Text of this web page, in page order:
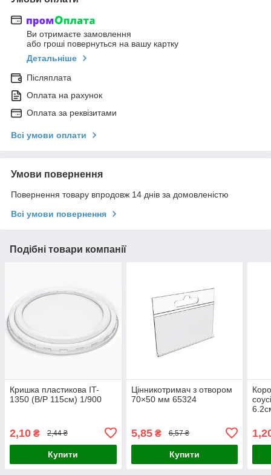
Ви отримаєте замовлення
або гроші повернуться на вашу картку
Детальніше
Післяплата
Оплата на рахунок
Оплата за реквізитами
Всі умови оплати
Умови повернення
Повернення товару впродовж 14 днів за домовленістю
Всі умови повернення
Подібні товари компанії
Кришка пластикова IT-
1350 (В/Р 115см) 1/900
2,10 ₴ 2,44 ₴
Купити
Цінникотримач з отвором
70×50 мм 65324
5,85₴ 6,57 ₴
Купити